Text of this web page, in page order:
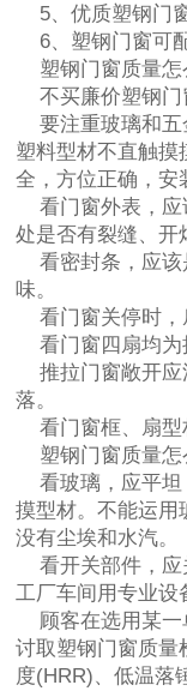
5、优质塑钢门
6、塑钢门窗可
塑钢门窗质量怎
不买廉价塑钢门
要注重玻璃和五
塑料型材不直触摸
全，方位正确，安
看门窗外表，应
处是否有裂缝、开
看密封条，应该
味。
看门窗关停时，
看门窗四扇均为
推拉门窗敞开应
落。
看门窗框、扇型
塑钢门窗质量怎
看玻璃，应平坦
摸型材。不能运用
没有尘埃和水汽。
看开关部件，应
工厂车间用专业设
顾客在选用某一
讨取塑钢门窗质量
度(HRR)、低温落